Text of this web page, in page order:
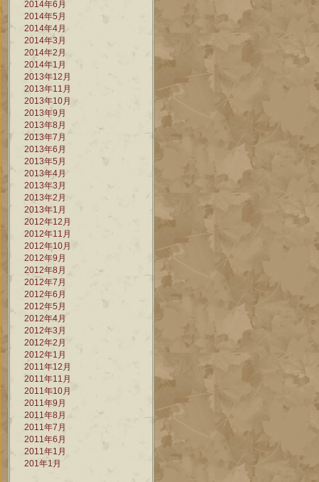
2014年6月
2014年5月
2014年4月
2014年3月
2014年2月
2014年1月
2013年12月
2013年11月
2013年10月
2013年9月
2013年8月
2013年7月
2013年6月
2013年5月
2013年4月
2013年3月
2013年2月
2013年1月
2012年12月
2012年11月
2012年10月
2012年9月
2012年8月
2012年7月
2012年6月
2012年5月
2012年4月
2012年3月
2012年2月
2012年1月
2011年12月
2011年11月
2011年10月
2011年9月
2011年8月
2011年7月
2011年6月
2011年1月
201年1月